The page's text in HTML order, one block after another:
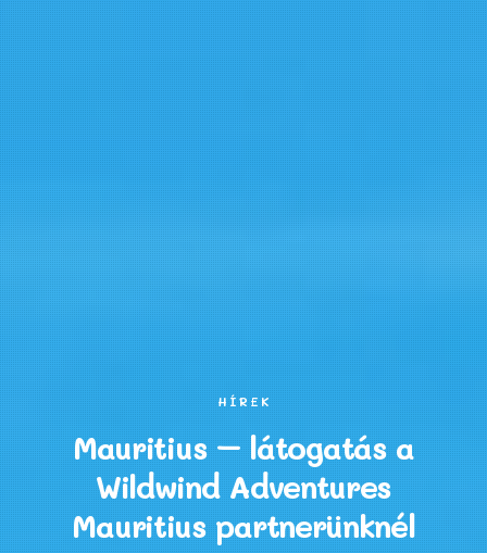
HÍREK
Mauritius – látogatás a
Wildwind Adventures
Mauritius partnerünknél